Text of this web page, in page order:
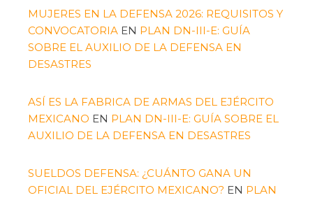
MUJERES EN LA DEFENSA 2026: REQUISITOS Y
CONVOCATORIA EN PLAN DN-III-E: GUÍA
SOBRE EL AUXILIO DE LA DEFENSA EN
DESASTRES
ASÍ ES LA FABRICA DE ARMAS DEL EJÉRCITO
MEXICANO EN PLAN DN-III-E: GUÍA SOBRE EL
AUXILIO DE LA DEFENSA EN DESASTRES
SUELDOS DEFENSA: ¿CUÁNTO GANA UN
OFICIAL DEL EJÉRCITO MEXICANO? EN PLAN